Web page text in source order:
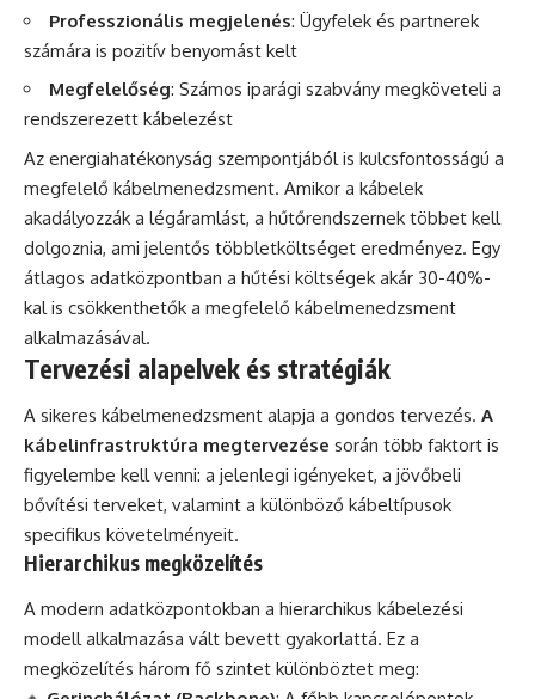
Professzionális megjelenés: Ügyfelek és partnerek
számára is pozitív benyomást kelt
Megfelelőség: Számos iparági szabvány megköveteli a
rendszerezett kábelezést
Az energiahatékonyság szempontjából is kulcsfontosságú a
megfelelő kábelmenedzsment. Amikor a kábelek
akadályozzák a légáramlást, a hűtőrendszernek többet kell
dolgoznia, ami jelentős többletköltséget eredményez. Egy
átlagos adatközpontban a hűtési költségek akár 30-40%-
kal is csökkenthetők a megfelelő kábelmenedzsment
alkalmazásával.
Tervezési alapelvek és stratégiák
A sikeres kábelmenedzsment alapja a gondos tervezés. A
kábelinfrastruktúra megtervezése során több faktort is
figyelembe kell venni: a jelenlegi igényeket, a jövőbeli
bővítési terveket, valamint a különböző kábeltípusok
specifikus követelményeit.
Hierarchikus megközelítés
A modern adatközpontokban a hierarchikus kábelezési
modell alkalmazása vált bevett gyakorlattá. Ez a
megközelítés három fő szintet különböztet meg: